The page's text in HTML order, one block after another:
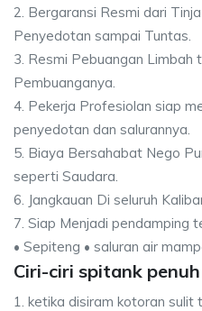
2. Bergaransi Resmi dari
Penyedotan sampai Tuntas.
3. Resmi Pebuangan
Pembuanganya.
4. Pekerja Profesiolan siap
penyedotan dan salurannya.
5. Biaya Bersahabat Nego
seperti Saudara.
6. Jangkauan Di seluruh
7. Siap Menjadi pendamping
• Sepiteng • saluran air
Ciri-ciri spitank penuh
1. ketika disiram kotoran sulit